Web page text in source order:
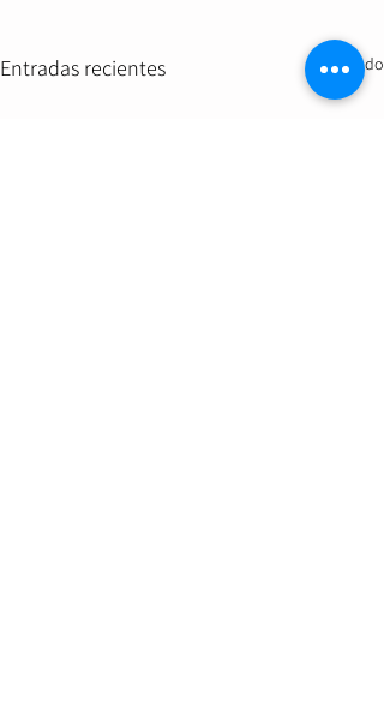
Entradas recientes Ver todo